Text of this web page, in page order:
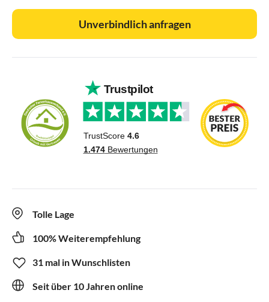
Unverbindlich anfragen
Tolle Lage
100% Weiterempfehlung
31 mal in Wunschlisten
Seit über 10 Jahren online